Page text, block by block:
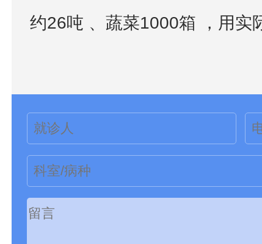
约26吨 、蔬菜1000箱 ，用实